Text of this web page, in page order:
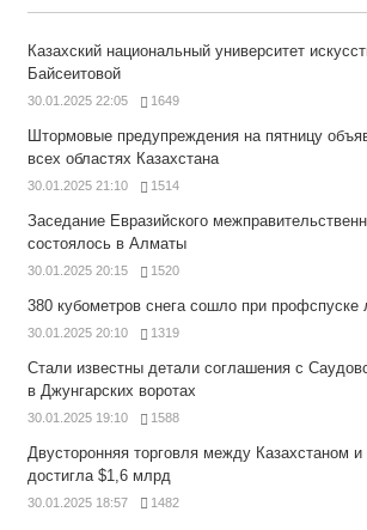
Казахский национальный университет
Байсеитовой
30.01.2025 22:05 1649
Штормовые предупреждения на пятницу
всех областях Казахстана
30.01.2025 21:10 1514
Заседание Евразийского
состоялось в Алматы
30.01.2025 20:15 1520
380 кубометров снега сошло при профспуске
30.01.2025 20:10 1319
Стали известны детали соглашения с
в Джунгарских воротах
30.01.2025 19:10 1588
Двусторонняя торговля между Казахстаном
достигла $1,6 млрд
30.01.2025 18:57 1482